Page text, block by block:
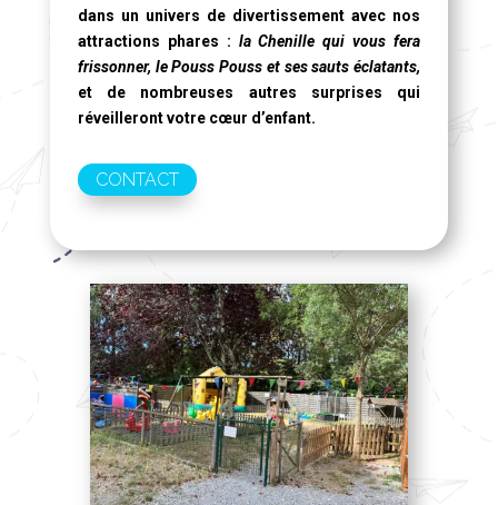
dans un univers de divertissement avec nos
attractions phares : la Chenille qui vous fera
frissonner, le Pouss Pouss et ses sauts éclatants,
et de nombreuses autres surprises qui
réveilleront votre cœur d’enfant.
CONTACT